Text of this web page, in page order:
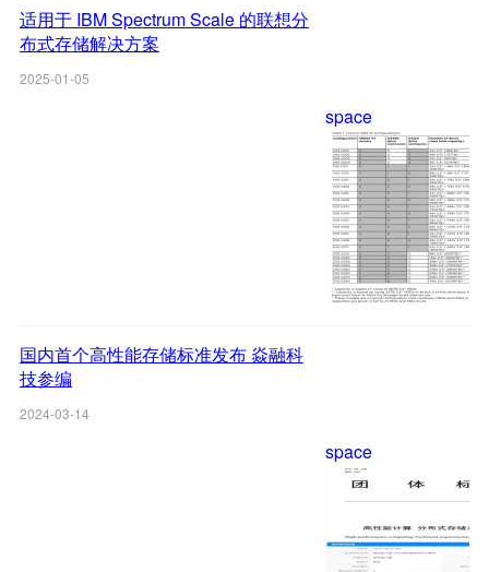
space
适用于 IBM Spectrum Scale 的联想分
布式存储解决方案
2025-01-05
space
国内首个高性能存储标准发布 焱融科
技参编
2024-03-14